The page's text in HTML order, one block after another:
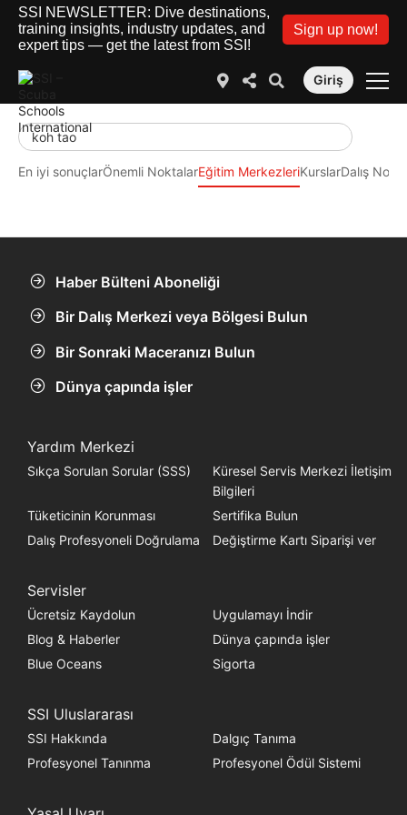
SSI NEWSLETTER: Dive destinations,
training insights, industry updates, and
expert tips — get the latest from SSI!
Sign up now!
Giriş
En iyi sonuçlarÖnemli NoktalarEğitim MerkezleriKurslarDalış
Haber Bülteni Aboneliği
Bir Dalış Merkezi veya Bölgesi Bulun
Bir Sonraki Maceranızı Bulun
Dünya çapında işler
Yardım Merkezi
Sıkça Sorulan Sorular (SSS)
Küresel Servis Merkezi İletişim
Bilgileri
Tüketicinin Korunması
Sertifika Bulun
Dalış Profesyoneli Doğrulama
Değiştirme Kartı Siparişi ver
Servisler
Ücretsiz Kaydolun
Uygulamayı İndir
Blog & Haberler
Dünya çapında işler
Blue Oceans
Sigorta
SSI Uluslararası
SSI Hakkında
Dalgıç Tanıma
Profesyonel Tanınma
Profesyonel Ödül Sistemi